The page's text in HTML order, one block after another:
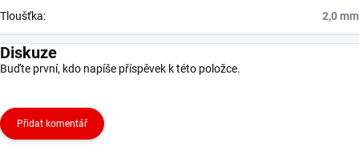
Tloušťka: 2,0 mm
Diskuze
Buďte první, kdo napíše příspěvek k této položce.
Přidat komentář